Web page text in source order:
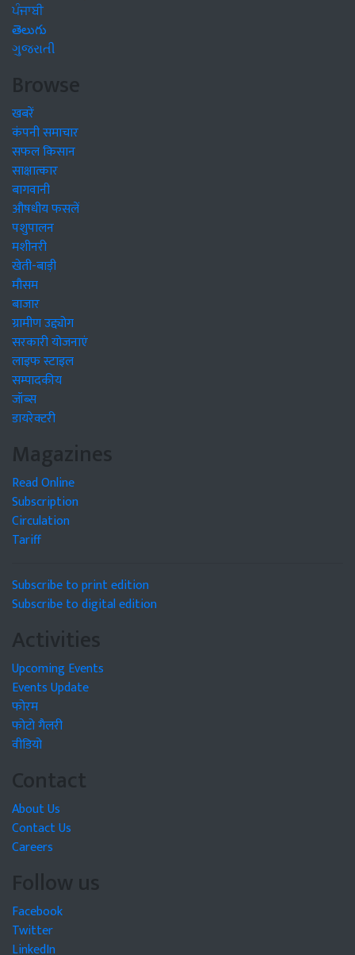
ਪੰਜਾਬੀ
తెలుగు
ગુજરાતી
Browse
खबरें
कंपनी समाचार
सफल किसान
साक्षात्कार
बागवानी
औषधीय फसलें
पशुपालन
मशीनरी
खेती-बाड़ी
मौसम
बाजार
ग्रामीण उद्द्योग
सरकारी योजनाएं
लाइफ स्टाइल
सम्पादकीय
जॉब्स
डायरेक्टरी
Magazines
Read Online
Subscription
Circulation
Tariff
Subscribe to print edition
Subscribe to digital edition
Activities
Upcoming Events
Events Update
फोरम
फोटो गैलरी
वीडियो
Contact
About Us
Contact Us
Careers
Follow us
Facebook
Twitter
LinkedIn